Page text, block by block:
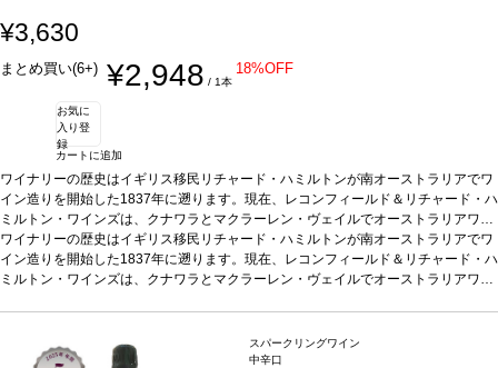
¥3,630
まとめ買い(6+) ¥2,948 / 1本
18%OFF
お気に
入り登
録
カートに追加
ワイナリーの歴史はイギリス移民リチャード・ハミルトンが南オーストラリアでワ
イン造りを開始した1837年に遡ります。現在、レコンフィールド＆リチャード・ハ
ミルトン・ワインズは、クナワラとマクラーレン・ヴェイルでオーストラリアワイ
ンの発展に貢献。鮮やかな深紅色。魅力的でフレッシュ、力強いラズベリーの香り
の、バランスの取れたスパークリングレッド。生き生きとしたラズベリーとチェリ
ーの含みを示し、柔らかくクリーンな酸味の後味。リキュールが添加されていてク
クリーミーなスパークリングレッドワイン。生き生きとしたラズベリーとチェリー
の含みを示し、後味では柔らかくクリーンな酸味を示す。
合う料理よく冷やして、冷えたグラスに注いでワインそのものを楽しんだり、カナ
ッペや家禽を使用した料理と合わせて。ビーツなどアーシーな風味と好相性。
葡萄品種 シラーズ
イルのワインとして造られ、オークで熟成される。第二次発酵から、自然な泡立ち
が生まれ、ワインにはリキュールが添加されており、それがクリーミーな風味を与
ワイナリーの歴史はイギリス移民リチャード・ハミルトンが南オーストラリアでワ
イン造りを開始した1837年に遡ります。現在、レコンフィールド＆リチャード・ハ
ミルトン・ワインズは、クナワラとマクラーレン・ヴェイルでオーストラリアワイ
ーの含みを示し、柔らかくクリーンな酸味の後味。リキュールが添加されていてク
リーミーな風味を与えています。
テイスティングノート
熟成ポテンシャル 若々しくフレッシュな時に最も楽しめる。
スパークリングワイン
中辛口